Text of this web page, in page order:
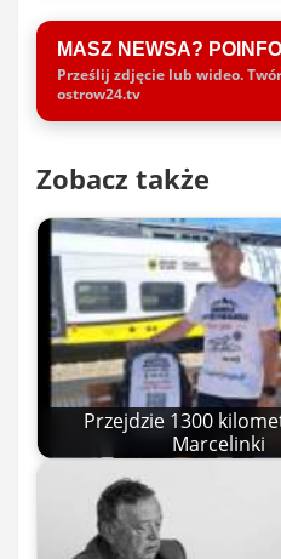
MASZ NEWSA?
Prześlij zdjęcie lub wideo.
ostrow24.tv
Zobacz także
Przejdzie 1300
Marcelinki